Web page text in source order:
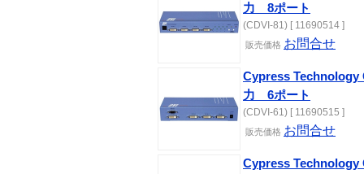
力 8ポート
(CDVI-81) [ 11690514 ]
販売価格 お問合せ
Cypress
力 6ポート
(CDVI-61) [ 11690515 ]
販売価格 お問合せ
Cypress